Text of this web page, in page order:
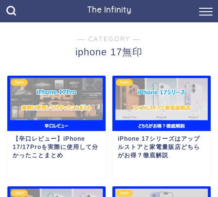
The Infinity
― CATEGORY ―
iphone 17無印
Apple
【辛口レビュー】iPhone
17/17Proを実際に使用して分
かったことまとめ
Apple
iPhone 17シリーズはアップ
ルストアと家電量販店どちら
がお得？徹底解説
Apple Apple